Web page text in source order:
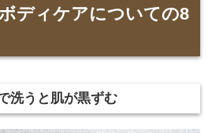
ディケアについての8
洗うと肌が黒ずむ